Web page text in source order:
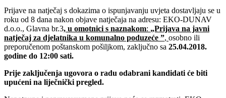
Prijave na natječaj s dokazima o ispunjavanju uvjeta dostavljaju se u
roku od 8 dana nakon objave natječaja na adresu: EKO-DUNAV
d.o.o., Glavna br.3, u omotnici s naznakom: „Prijava na javni
natječaj za djelatnika u komunalno poduzeće ”, osobno ili
preporučenom poštanskom pošiljkom, zaključno sa 25.04.2018.
godine do 12:00 sati.
Prije zaključenja ugovora o radu odabrani kandidati će biti
upućeni na liječnički pregled.